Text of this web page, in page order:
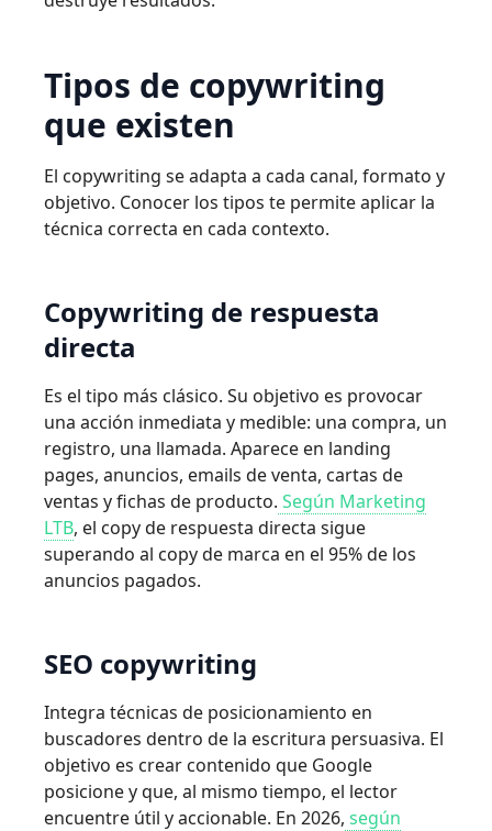
Tipos de copywriting
que existen
El copywriting se adapta a cada canal, formato y
objetivo. Conocer los tipos te permite aplicar la
técnica correcta en cada contexto.
Copywriting de respuesta
directa
Es el tipo más clásico. Su objetivo es provocar
una acción inmediata y medible: una compra, un
registro, una llamada. Aparece en landing
pages, anuncios, emails de venta, cartas de
ventas y fichas de producto. Según Marketing
LTB, el copy de respuesta directa sigue
superando al copy de marca en el 95% de los
anuncios pagados.
SEO copywriting
Integra técnicas de posicionamiento en
buscadores dentro de la escritura persuasiva. El
objetivo es crear contenido que Google
posicione y que, al mismo tiempo, el lector
encuentre útil y accionable. En 2026, según